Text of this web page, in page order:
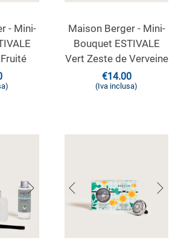
- Mini-
Maison Berger - Mini-
Bouquet ESTIVALE
Vert Zeste de Verveine
€14.00
(Iva inclusa)